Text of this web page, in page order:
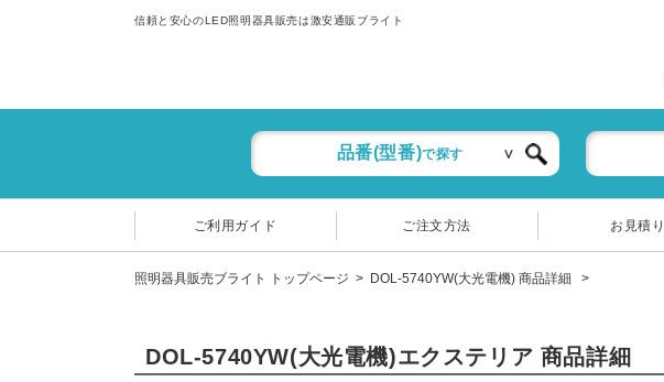
信頼と安心のLED照明器具販売は激安通販ブライト
品番(型番)で探す
ご利用ガイド ご注文方法 お見積り
照明器具販売ブライト トップページ DOL-5740YW(大光電機) 商品詳細
DOL-5740YW(大光電機)エクステリア 商品詳細